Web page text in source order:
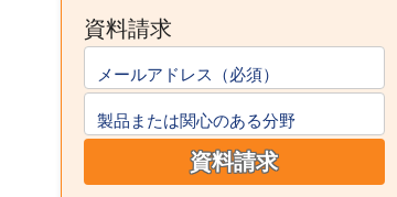
資料請求
メールアドレス（必須）
製品または関心のある分野
資料請求